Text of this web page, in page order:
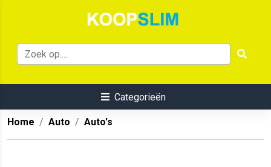
Categorieën
Home Auto Auto's